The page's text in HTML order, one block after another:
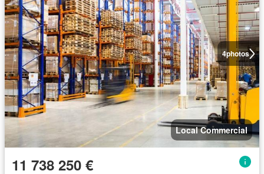
4photos
Local Commercial
11 738 250 €